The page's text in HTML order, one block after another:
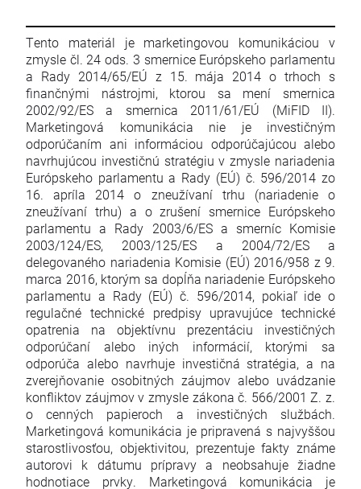
Tento materiál je marketingovou komunikáciou v
zmysle čl. 24 ods. 3 smernice Európskeho parlamentu
a Rady 2014/65/EÚ z 15. mája 2014 o trhoch s
finančnými nástrojmi, ktorou sa mení smernica
2002/92/ES a smernica 2011/61/EÚ (MiFID II).
Marketingová komunikácia nie je investičným
odporúčaním ani informáciou odporúčajúcou alebo
navrhujúcou investičnú stratégiu v zmysle nariadenia
Európskeho parlamentu a Rady (EÚ) č. 596/2014 zo
16. apríla 2014 o zneužívaní trhu (nariadenie o
zneužívaní trhu) a o zrušení smernice Európskeho
parlamentu a Rady 2003/6/ES a smerníc Komisie
2003/124/ES, 2003/125/ES a 2004/72/ES a
delegovaného nariadenia Komisie (EÚ) 2016/958 z 9.
marca 2016, ktorým sa dopĺňa nariadenie Európskeho
parlamentu a Rady (EÚ) č. 596/2014, pokiaľ ide o
regulačné technické predpisy upravujúce technické
opatrenia na objektívnu prezentáciu investičných
odporúčaní alebo iných informácií, ktorými sa
odporúča alebo navrhuje investičná stratégia, a na
zverejňovanie osobitných záujmov alebo uvádzanie
konfliktov záujmov v zmysle zákona č. 566/2001 Z. z.
o cenných papieroch a investičných službách.
Marketingová komunikácia je pripravená s najvyššou
starostlivosťou, objektivitou, prezentuje fakty známe
autorovi k dátumu prípravy a neobsahuje žiadne
hodnotiace prvky. Marketingová komunikácia je